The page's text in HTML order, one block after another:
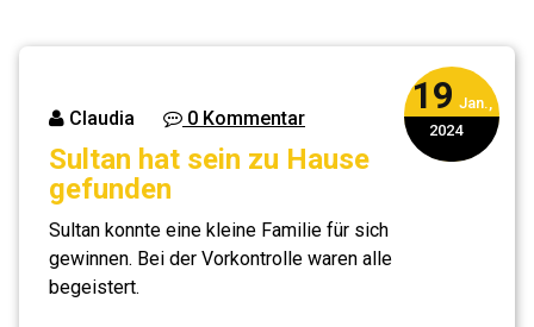
19 Jan.,
2024
Claudia 0 Kommentar
Sultan hat sein zu Hause
gefunden
Sultan konnte eine kleine Familie für sich
gewinnen. Bei der Vorkontrolle waren alle
begeistert.